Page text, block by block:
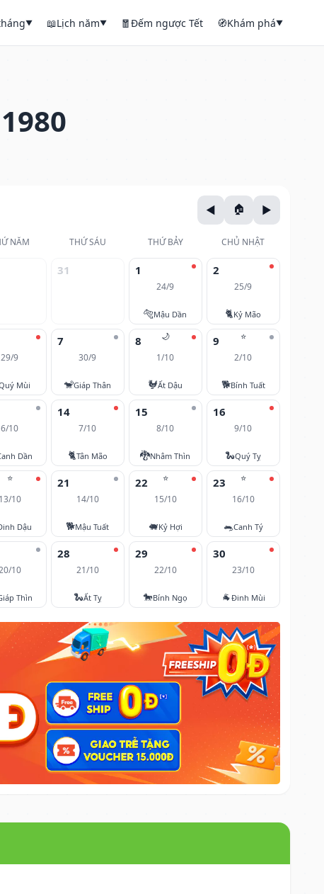
▼ 📖Lịch năm▼ 🧧Đếm ngược Tết 🧭Khám phá▼
NĂM THỨ SÁU THỨ BẢY CHỦ NHẬT
31 1
24/9
🐅Mậu Dần
2
25/9
🐈Kỷ Mão
29/9
Mùi
7
30/9
🐒Giáp Thân
🌙
8
1/10
🐓Ất Dậu
⭐
9
2/10
🐕Bính Tuất
6/10
Dần
14
7/10
🐈Tân Mão
15
8/10
🐉Nhâm Thìn
16
9/10
🐍Quý Tỵ
⭐
13/10
Dậu
21
14/10
🐕Mậu Tuất
⭐
22
15/10
🐖Kỷ Hợi
⭐
23
16/10
🐀Canh Tý
10
Thìn
28
21/10
🐍Ất Tỵ
29
22/10
🐎Bính Ngọ
30
23/10
🐐Đinh Mùi